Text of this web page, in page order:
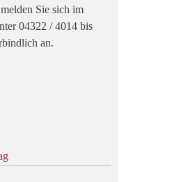
Sie sich im
04322 / 4014 bis
an.